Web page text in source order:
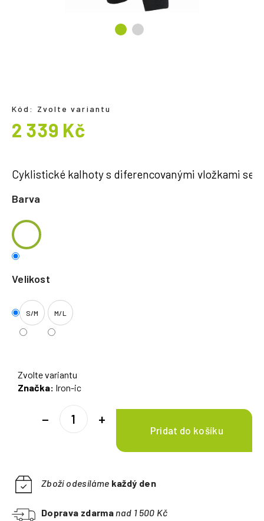
Cyklistické kalhoty s diferencovanými vložkami se
Barva
Velikost
S/M M/L
Zvolte variantu
Značka: Iron-ic
+
−
Zboží odesíláme každý den
Doprava zdarma nad 1 500 Kč
Kód: Zvolte variantu
2 339 KčHLEDAT